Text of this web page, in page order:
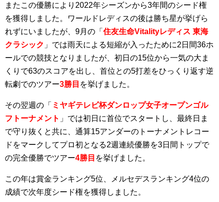
またこの優勝により2022年シーズンから3年間のシード権
を獲得しました。ワールドレディスの後は勝ち星が挙げら
れずにいましたが、9月の「 住友生命Vitalityレディス 東海
クラシック 」では雨天による短縮が入ったために2日間36ホ
ールでの競技となりましたが、初日の15位から一気の大ま
くりで63のスコアを出し、首位との5打差をひっくり返す逆
転劇でのツアー3勝目 を挙げました。
その翌週の「 ミヤギテレビ杯ダンロップ女子オープンゴル
フトーナメント 」では初日に首位でスタートし、最終日ま
で守り抜くと共に、通算15アンダーのトーナメントレコー
ドをマークしてプロ初となる2週連続優勝を3日間トップで
の完全優勝でツアー4勝目 を挙げました。
この年は賞金ランキング5位、メルセデスランキング4位の
成績で次年度シード権を獲得しました。